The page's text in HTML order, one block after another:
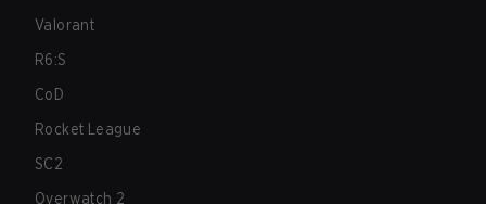
Valorant
R6:S
CoD
Rocket League
SC2
Overwatch 2